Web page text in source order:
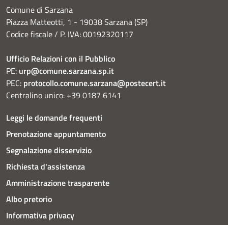
Comune di Sarzana
Piazza Matteotti, 1 - 19038 Sarzana (SP)
Codice fiscale / P. IVA: 00192320117
Ufficio Relazioni con il Pubblico
PE: urp@comune.sarzana.sp.it
PEC: protocollo.comune.sarzana@postecert.it
Centralino unico: +39 0187 6141
Leggi le domande frequenti
Prenotazione appuntamento
Segnalazione disservizio
Richiesta d'assistenza
Amministrazione trasparente
Albo pretorio
Informativa privacy